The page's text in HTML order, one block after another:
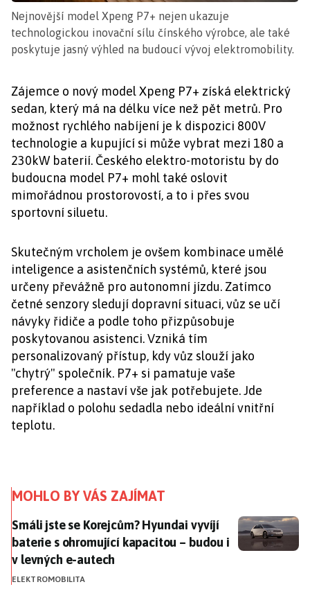
Nejnovější model Xpeng P7+ nejen ukazuje
technologickou inovační sílu čínského výrobce, ale také
poskytuje jasný výhled na budoucí vývoj elektromobility.
Zájemce o nový model Xpeng P7+ získá elektrický
sedan, který má na délku více než pět metrů. Pro
možnost rychlého nabíjení je k dispozici 800V
technologie a kupující si může vybrat mezi 180 a
230kW baterií. Českého elektro-motoristu by do
budoucna model P7+ mohl také oslovit
mimořádnou prostorovostí, a to i přes svou
sportovní siluetu.
Skutečným vrcholem je ovšem kombinace umělé
inteligence a asistenčních systémů, které jsou
určeny převážně pro autonomní jízdu. Zatímco
četné senzory sledují dopravní situaci, vůz se učí
návyky řidiče a podle toho přizpůsobuje
poskytovanou asistenci. Vzniká tím
personalizovaný přístup, kdy vůz slouží jako
"chytrý" společník. P7+ si pamatuje vaše
preference a nastaví vše jak potřebujete. Jde
například o polohu sedadla nebo ideální vnitřní
teplotu.
MOHLO BY VÁS ZAJÍMAT
Smáli jste se Korejcům? Hyundai vyvíjí baterie s
Smáli jste se Korejcům? Hyundai vyvíjí
baterie s ohromující kapacitou – budou i
v levných e-autech
ELEKTROMOBILITA